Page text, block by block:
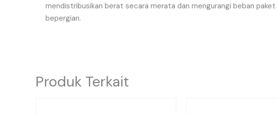
mendistribusikan berat secara merata dan mengurangi beban paket
bepergian.
Produk Terkait